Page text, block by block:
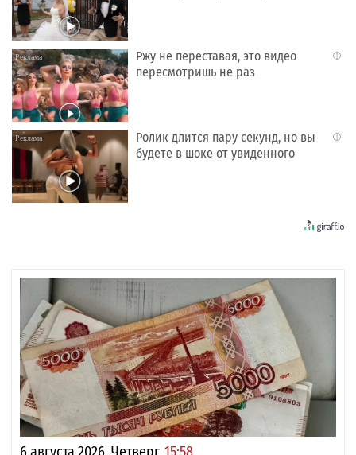
i
Ржу не переставая, это видео
пересмотришь не раз
i
Ролик длится пару секунд, но вы
будете в шоке от увиденного